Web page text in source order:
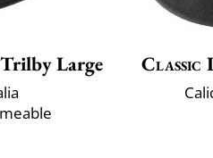
Large Classic